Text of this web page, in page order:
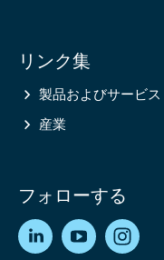
リンク集
製品およびサービス
産業
フォローする
LinkedIn